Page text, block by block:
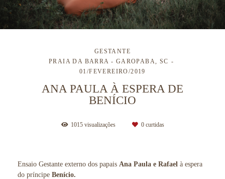
GESTANTE
PRAIA DA BARRA - GAROPABA, SC
01/FEVEREIRO/2019
ANA PAULA À ESPERA DE
BENÍCIO
1015visualizações 0curtidas
Ensaio Gestante externo dos papais Ana Paula e Rafael à espera
do príncipe Benício.